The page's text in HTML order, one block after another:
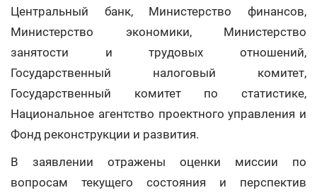
Центральный банк, Министерство финансов,
Министерство экономики, Министерство
занятости и трудовых отношений,
Государственный налоговый комитет,
Государственный комитет по статистике,
Национальное агентство проектного управления и
Фонд реконструкции и развития.
В заявлении отражены оценки миссии по
вопросам текущего состояния и перспектив